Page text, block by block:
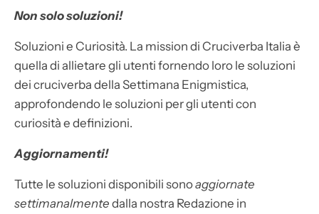
Non solo soluzioni!
Soluzioni e Curiosità. La mission di Cruciverba Italia è
quella di allietare gli utenti fornendo loro le soluzioni
dei cruciverba della Settimana Enigmistica,
approfondendo le soluzioni per gli utenti con
curiosità e definizioni.
Aggiornamenti!
Tutte le soluzioni disponibili sonoaggiornate
settimanalmente dalla nostra Redazione in